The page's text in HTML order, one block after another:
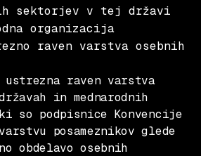
sektorjev v tej državi
organizacija
raven varstva osebnih
raven varstva
in mednarodnih
so podpisnice Konvencije
posameznikov glede
obdelavo osebnih